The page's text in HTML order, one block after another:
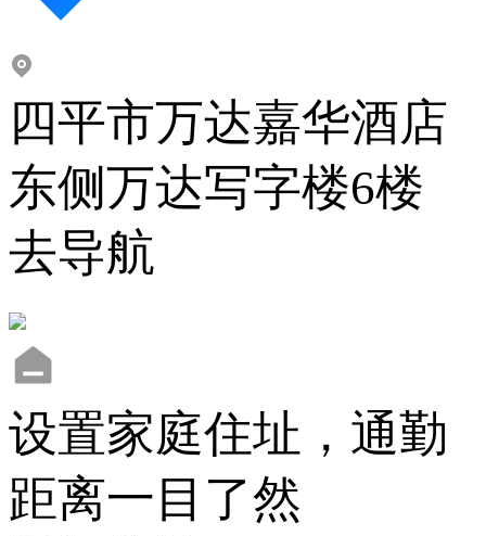
四平市万达嘉华酒店
东侧万达写字楼6楼
去导航
设置家庭住址，通勤
距离一目了然